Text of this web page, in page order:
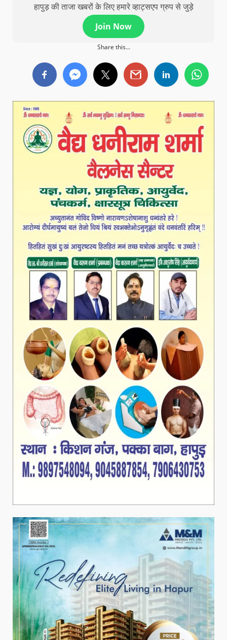
हापुड़ की ताजा खबरों के लिए हमारे व्हाट्सएप ग्रुप से जुड़े
Join Now
Share this...